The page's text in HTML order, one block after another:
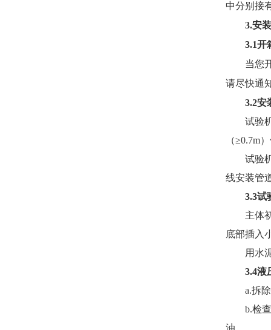
中分别接
3.安装
3.1开
当您
请尽快通
3.2安
试验
（≥0.7m
试验
线安装管
3.3试
主体
底部插入
用水
3.4液
a.拆
b.检
油。